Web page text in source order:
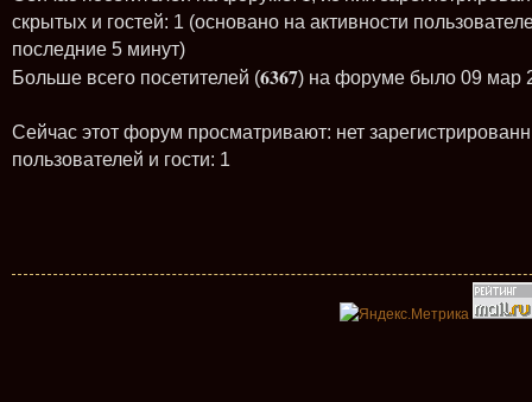
скрытых и гостей: 1 (основано на активности
последние 5 минут)
Больше всего посетителей (6367) на форуме было 09 мар
Сейчас этот форум просматривают: нет
пользователей и гости: 1